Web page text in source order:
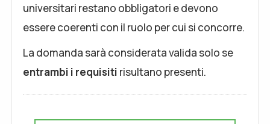
universitari restano obbligatori e devono
essere coerenti con il ruolo per cui si concorre.
La domanda sarà considerata valida solo se
entrambi i requisiti risultano presenti.